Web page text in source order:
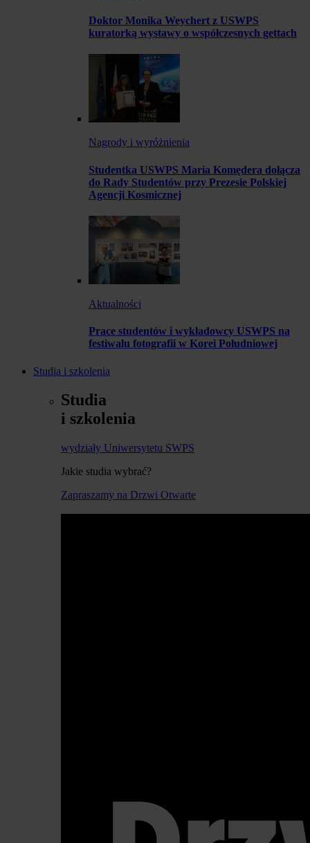
Doktor Monika Weychert z USWPS
kuratorką wystawy o współczesnych gettach
Nagrody i wyróżnienia
Studentka USWPS Maria Komędera dołącza
do Rady Studentów przy Prezesie Polskiej
Agencji Kosmicznej
Aktualności
Prace studentów i wykładowcy USWPS na
festiwalu fotografii w Korei Południowej
Studia i szkolenia
Studia
i szkolenia
wydziały Uniwersytetu SWPS
Jakie studia wybrać?
Zapraszamy na Drzwi Otwarte